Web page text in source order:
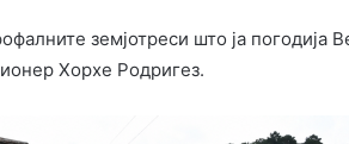
земјотреси што ја
Хорхе Родригез.